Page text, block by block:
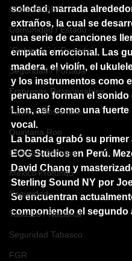
Cultura LGBT+
Comunidad / Estado
`Gobierno` / `Portada`
Seguridad / Portada
Empresas Responsables
Turismo Sostenible
Quintana Roo
Crónicas Espejos
México Profundo
Seguridad
Tabasco / Nacional
Seguridad Tabasco
FGR
soledad, narrada
extraños, la cual se
una serie de canciones
empatía emocional. Las
madera, el violín, el
y los instrumentos como
peruano forman el sonido
Lion, así  como una
vocal.
La banda grabó su primer
EOG Studios en Perú.
David Chang y
Sterling Sound NY por
Se encuentran
componiendo el segundo